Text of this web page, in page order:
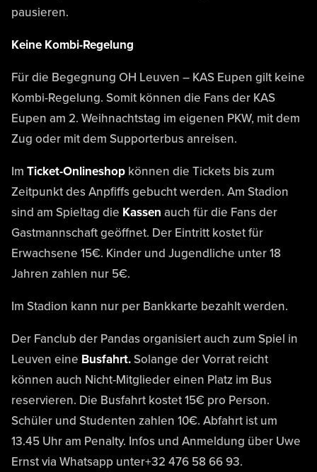
pausieren.
Keine Kombi-Regelung
Für die Begegnung OH Leuven – KAS Eupen gilt keine
Kombi-Regelung. Somit können die Fans der KAS
Eupen am 2. Weihnachtstag im eigenen PKW, mit dem
Zug oder mit dem Supporterbus anreisen.
Im Ticket-Onlineshop können die Tickets bis zum
Zeitpunkt des Anpfiffs gebucht werden. Am Stadion
sind am Spieltag die Kassen auch für die Fans der
Gastmannschaft geöffnet. Der Eintritt kostet für
Erwachsene 15€. Kinder und Jugendliche unter 18
Jahren zahlen nur 5€.
Im Stadion kann nur per Bankkarte bezahlt werden.
Der Fanclub der Pandas organisiert auch zum Spiel in
Leuven eine Busfahrt.Solange der Vorrat reicht
können auch Nicht-Mitglieder einen Platz im Bus
reservieren. Die Busfahrt kostet 15€ pro Person.
Schüler und Studenten zahlen 10€. Abfahrt ist um
13.45 Uhr am Penalty. Infos und Anmeldung über Uwe
Ernst via Whatsapp unter+32 476 58 66 93.